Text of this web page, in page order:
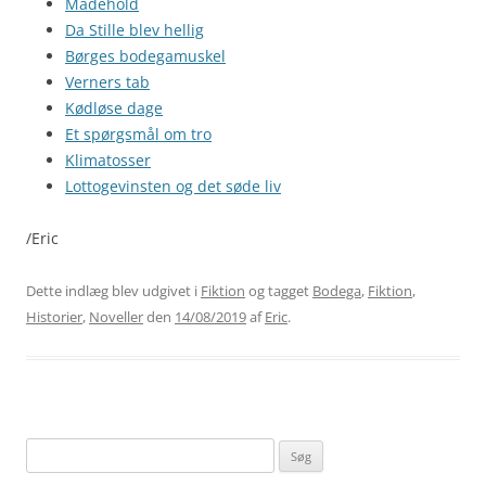
Da Stille blev hellig
Børges bodegamuskel
Verners tab
Kødløse dage
Et spørgsmål om tro
Klimatosser
Lottogevinsten og det søde liv
/Eric
Dette indlæg blev udgivet i Fiktion og tagget Bodega, Fiktion,
Historier, Novellerden 14/08/2019afEric.
efter: